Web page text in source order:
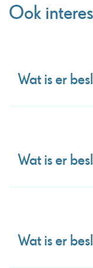
Ook
Wat is er
Wat is er
Wat is er